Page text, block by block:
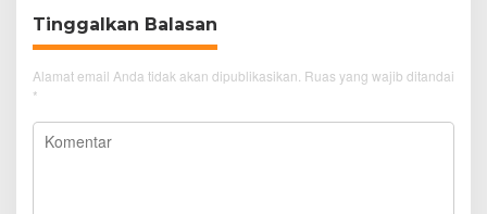
Tinggalkan Balasan
Alamat email Anda tidak akan dipublikasikan. Ruas yang wajib ditandai
*